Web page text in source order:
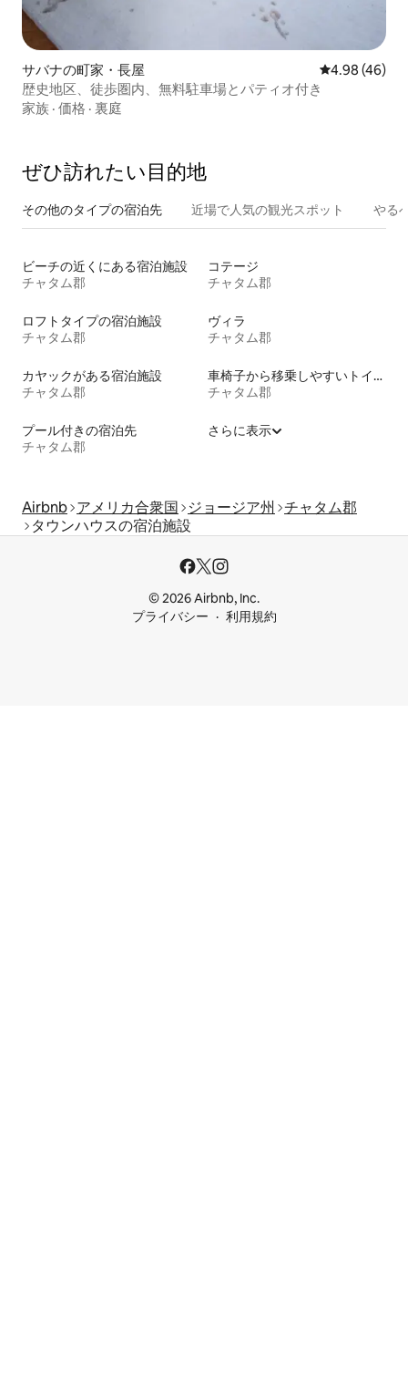
サバナの町家・長屋 レビュー46
4.98 (46)
歴史地区、徒歩圏内、無料駐車場とパティオ付き
家族 · 価格 · 裏庭
ぜひ訪⁠れ⁠た⁠い目⁠的⁠地
その他のタ⁠イ⁠プ⁠の宿⁠泊⁠先 近場で人気の観光スポット やる
ビーチの近くにある宿泊施設
チャタム郡
コテージ
チャタム郡
ロフトタイプの宿泊施設
チャタム郡
ヴィラ
チャタム郡
カヤックがある宿泊施設
チャタム郡
車椅子から移乗しやすいトイレ付きの宿泊施設
チャタム郡
プール付きの宿泊先
チャタム郡
さらに表示
Airbnb アメリカ合衆国 ジョージア州
チャタム郡
タウンハウスの宿泊施設
© 2026 Airbnb, Inc.
プライバシー
利用規約